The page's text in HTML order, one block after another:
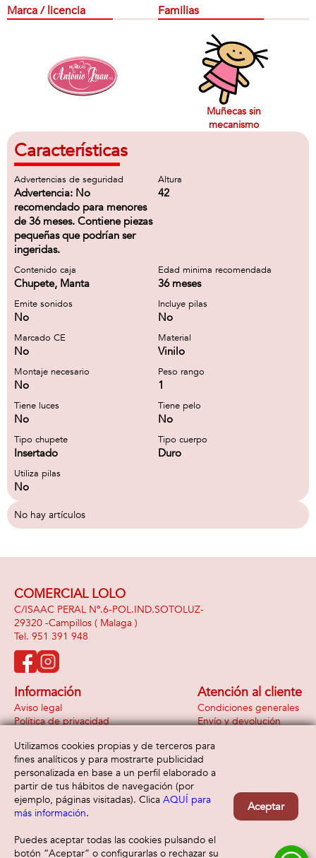
Marca / licencia Familias
Muñecas sin
mecanismo
Características
Advertencias de seguridad
Advertencia: No
recomendado para menores
de 36 meses. Contiene piezas
pequeñas que podrían ser
ingeridas.
Altura
42
Contenido caja
Chupete, Manta
Edad minima recomendada
36 meses
Emite sonidos
No
Incluye pilas
No
Marcado CE
No
Material
Vinilo
Montaje necesario
No
Peso rango
1
Tiene luces
No
Tiene pelo
No
Tipo chupete
Insertado
Tipo cuerpo
Duro
Utiliza pilas
No
No hay artículos
COMERCIAL LOLO
C/ISAAC PERAL Nº.6-POL.IND.SOTOLUZ-
29320 -Campillos ( Malaga )
951 391 948
Información
Aviso legal
Política de privacidad
Atención al cliente
Condiciones generales
Envío y devolución
Formas de pago
Utilizamos cookies propias y de terceros para
fines analíticos y para mostrarte publicidad
personalizada en base a un perfil elaborado a
partir de tus hábitos de navegación (por
ejemplo, páginas visitadas). Clica AQUÍ para
más información.
Puedes aceptar todas las cookies pulsando el
botón “Aceptar” o configurarlas o rechazar su
Aceptar